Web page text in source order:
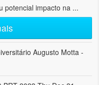
potencial impacto na ...
Augusto Motta -